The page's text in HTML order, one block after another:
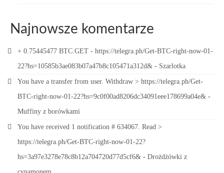
Najnowsze komentarze
+ 0.75445477 BTC.GET - https://telegra.ph/Get-BTC-right-now-01-
22?hs=10585b3ae083b07a47b8c105471a312d& - Szarlotka
You have a transfer from user. Withdrаw > https://telegra.ph/Get-
BTC-right-now-01-22?hs=9c0f00ad8206dc34091eee178699a04e& -
Muffiny z borówkami
You have received 1 notification # 634067. Read >
https://telegra.ph/Get-BTC-right-now-01-22?
hs=3a97e3278e78c8b12a704720d77d5cf6& - Drożdżówki z